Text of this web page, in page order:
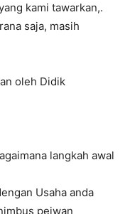
kami tawarkan,.
saja, masih
oleh Didik
langkah awal
Usaha anda
pejwan